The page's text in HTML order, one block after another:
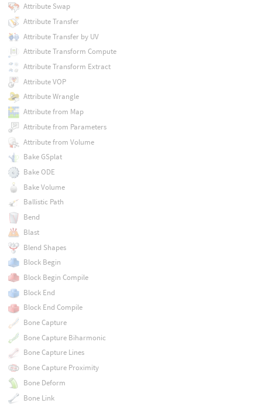
Attribute Swap
Attribute Transfer
Attribute Transfer by UV
Attribute Transform Compute
Attribute Transform Extract
Attribute VOP
Attribute Wrangle
Attribute from Map
Attribute from Parameters
Attribute from Volume
Bake GSplat
Bake ODE
Bake Volume
Ballistic Path
Bend
Blast
Blend Shapes
Block Begin
Block Begin Compile
Block End
Block End Compile
Bone Capture
Bone Capture Biharmonic
Bone Capture Lines
Bone Capture Proximity
Bone Deform
Bone Link